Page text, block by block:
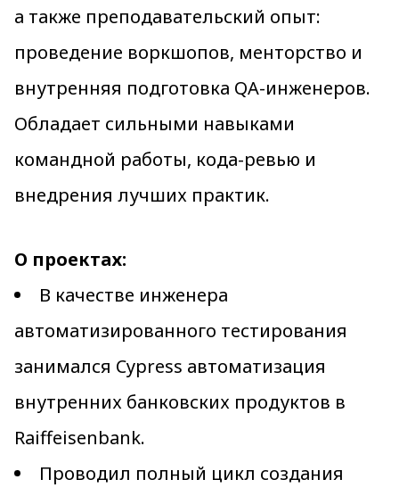
а также преподавательский опыт:
проведение воркшопов, менторство и
внутренняя подготовка QA-инженеров.
Обладает сильными навыками
командной работы, кода-ревью и
внедрения лучших практик.
О проектах:
В качестве инженера
автоматизированного тестирования
занимался Cypress автоматизация
внутренних банковских продуктов в
Raiffeisenbank.
Проводил полный цикл создания